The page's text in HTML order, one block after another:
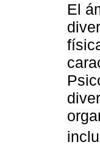
El